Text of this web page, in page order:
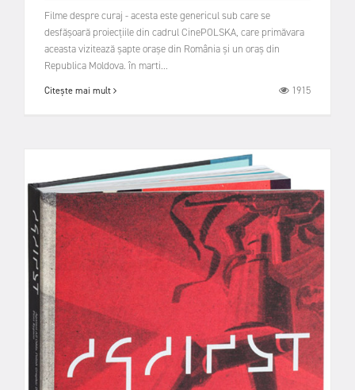
Filme despre curaj - acesta este genericul sub care se
desfășoară proiecțiile din cadrul CinePOLSKA, care primăvara
aceasta vizitează șapte orașe din România și un oraș din
Republica Moldova. în marti...
Citește mai mult 1915